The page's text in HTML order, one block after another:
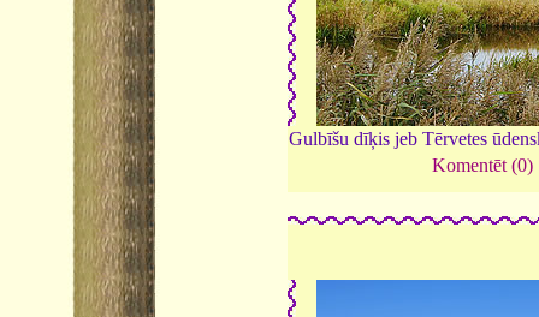
Gulbīšu dīķis jeb Tērvetes
Komentēt (0)